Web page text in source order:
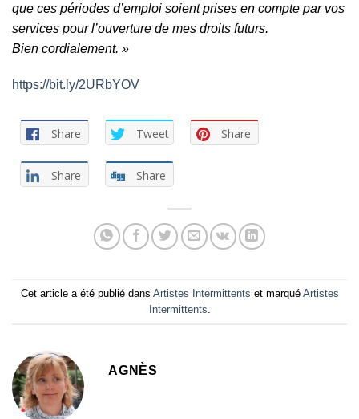
que ces périodes d’emploi soient prises en compte par vos
services pour l’ouverture de mes droits futurs.
Bien cordialement. »
https://bit.ly/2URbYOV
Share Tweet Share
Share Share
Cet article a été publié dans Artistes Intermittents et marqué Artistes
Intermittents
AGNÈS